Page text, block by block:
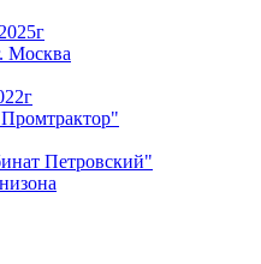
Москва
Петровский"